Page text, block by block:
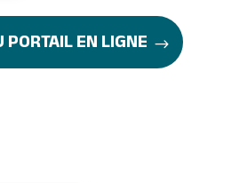
PORTAIL EN LIGNE